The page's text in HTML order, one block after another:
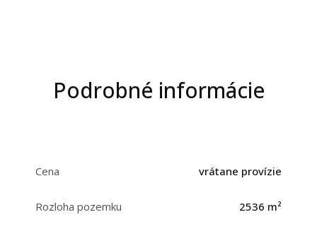
Podrobné informácie
Cena vrátane provízie
Rozloha pozemku 2536 m²